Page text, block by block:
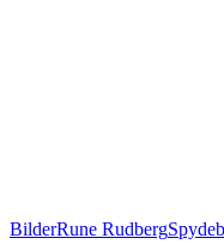
BilderRune Rudberg